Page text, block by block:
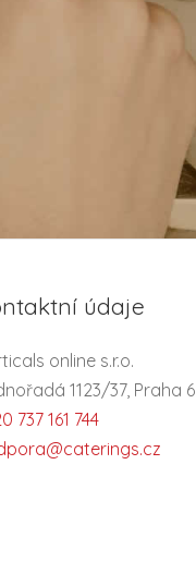
údaje
online s.r.o.
1123/37, Praha 6
737 161 744